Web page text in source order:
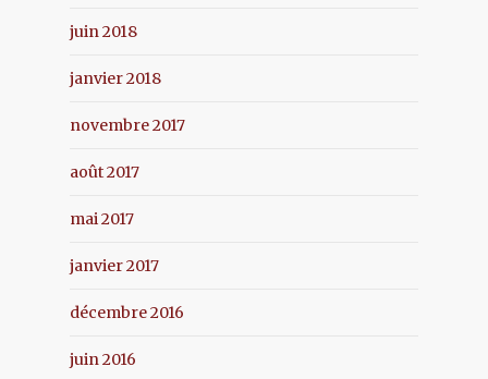
juin 2018
janvier 2018
novembre 2017
août 2017
mai 2017
janvier 2017
décembre 2016
juin 2016